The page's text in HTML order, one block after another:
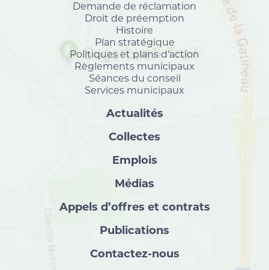
Demande de réclamation
Droit de préemption
Histoire
Plan stratégique
Politiques et plans d'action
Règlements municipaux
Séances du conseil
Services municipaux
Actualités
Collectes
Emplois
Médias
Appels d’offres et contrats
Publications
Contactez-nous